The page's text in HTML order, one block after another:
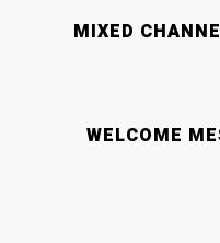
MIXED
WELCOME